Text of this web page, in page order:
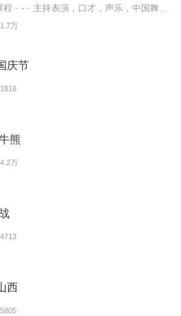
1.7万
庆节
1818
熊
4.2万
4713
西
5805